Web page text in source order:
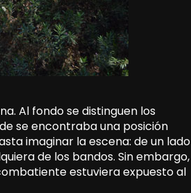
Al fondo se distinguen los
se encontraba una posición
imaginar la escena: de un lado
de los bandos. Sin embargo,
estuviera expuesto al